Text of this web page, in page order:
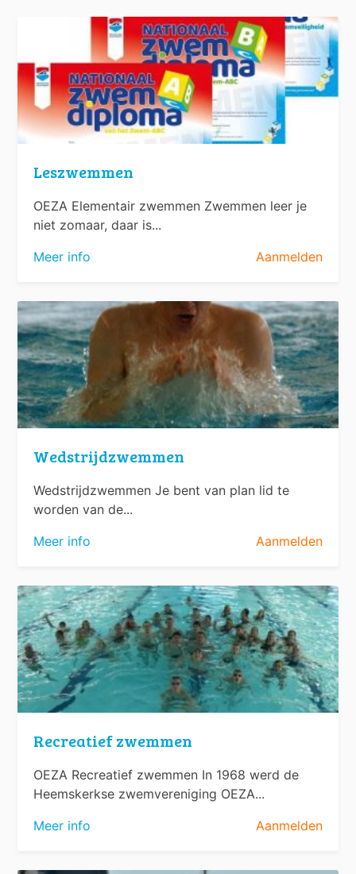
Leszwemmen
OEZA Elementair zwemmen Zwemmen leer je
niet zomaar, daar is...
Meer info
Aanmelden
Wedstrijdzwemmen
Wedstrijdzwemmen Je bent van plan lid te
worden van de...
Meer info
Aanmelden
Recreatief zwemmen
OEZA Recreatief zwemmen In 1968 werd de
Heemskerkse zwemvereniging OEZA...
Meer info
Aanmelden